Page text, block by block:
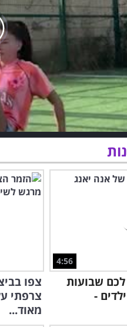
4:56
לכם שבועות
-
צפו
צרפתי
מאוד...